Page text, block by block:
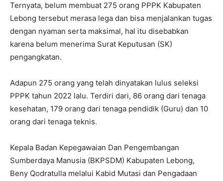
Ternyata, belum membuat 275 orang PPPK Kabupaten
Lebong tersebut merasa lega dan bisa menjalankan tugas
dengan nyaman serta maksimal, hal itu disebabkan
karena belum menerima Surat Keputusan (SK)
pengangkatan.
Adapun 275 orang yang telah dinyatakan lulus seleksi
PPPK tahun 2022 lalu. Terdiri dari, 86 orang dari tenaga
kesehatan, 179 orang dari tenaga pendidik (Guru) dan 10
orang dari tenaga teknis.
Kepala Badan Kepegawaian Dan Pengembangan
Sumberdaya Manusia (BKPSDM) Kabupaten Lebong,
Beny Qodratulla melalui Kabid Mutasi dan Pengadaan